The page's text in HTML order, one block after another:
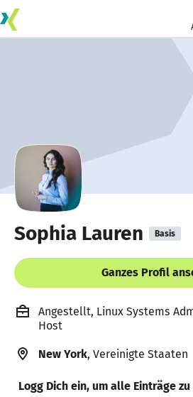
Sophia Lauren Basis
Ganzes Profil
Angestellt, Linux Systems
Host
New York, Vereinigte Staaten
Logg Dich ein, um alle Einträge